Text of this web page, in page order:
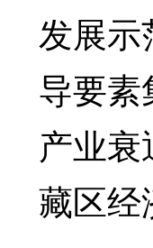
发展示
导要
产业
藏区经